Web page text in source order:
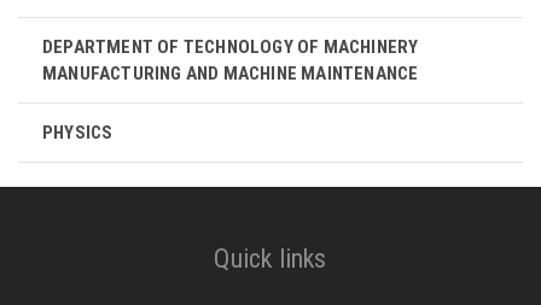
DEPARTMENT OF TECHNOLOGY OF MACHINERY
MANUFACTURING AND MACHINE MAINTENANCE
PHYSICS
Quick links